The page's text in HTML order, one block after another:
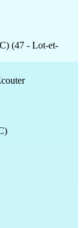
(47 - Lot-et-